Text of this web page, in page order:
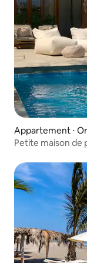
Appartement ⋅
Petite maison de